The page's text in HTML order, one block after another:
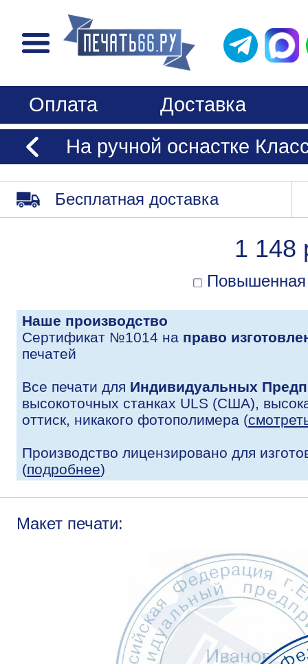
Оплата
Доставка
На ручной оснастке
Бесплатная доставка
1 148
Повышенная
Наше производство
Сертификат №1014 на право
печатей
Все печати для Индивидуальных
высокоточных станках ULS (США),
оттиск, никакого фотополимера (
Производство лицензировано для
(подробнее)
Макет печати: